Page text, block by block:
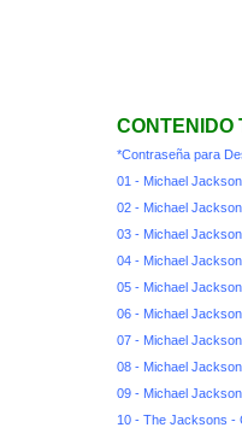
CONTENIDO
*Contraseña para
01 - Michael
02 - Michael
03 - Michael
04 - Michael
05 - Michael
06 - Michael
07 - Michael
08 - Michael
09 - Michael
10 - The Jacksons -